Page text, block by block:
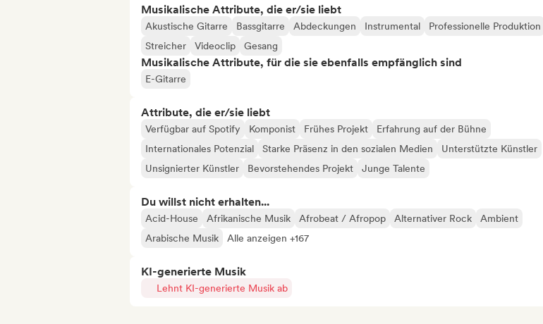
Musikalische Attribute, die er/sie liebt
Akustische Gitarre Bassgitarre Abdeckungen Instrumental
Professionelle Produktion
Streicher
Videoclip Gesang
Musikalische Attribute, für die sie ebenfalls empfänglich sind
E-Gitarre
Attribute, die er/sie liebt
Verfügbar auf Spotify Komponist Frühes Projekt
Erfahrung auf der Bühne
Internationales Potenzial
Starke Präsenz in den sozialen Medien
Unterstützte Künstler
Unsignierter Künstler
Bevorstehendes Projekt Junge Talente
Du willst nicht erhalten...
Acid-House Afrikanische Musik Afrobeat / Afropop Alternativer Rock
Ambient
Arabische Musik
Alle anzeigen +167
KI-generierte Musik
Lehnt KI-generierte Musik ab